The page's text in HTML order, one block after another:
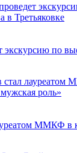
экскурсию по
ММКФ в